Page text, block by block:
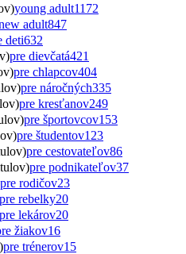
young adult1172
adult847
deti632
pre dievčatá421
pre chlapcov404
pre náročných335
pre kresťanov249
pre športovcov153
pre študentov123
pre cestovateľov86
pre podnikateľov37
pre rodičov23
pre rebelky20
pre lekárov20
žiakov16
pre trénerov15